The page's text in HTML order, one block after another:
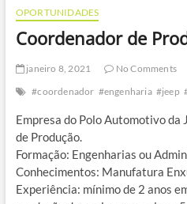
OPORTUNIDADES
Coordenador de
janeiro 8, 2021
No Comments
#coordenador #engenharia #jeep
Empresa do Polo Automotivo
de Produção.
Formação: Engenharias ou
Conhecimentos: Manufatura
Experiência: mínimo de 2 anos